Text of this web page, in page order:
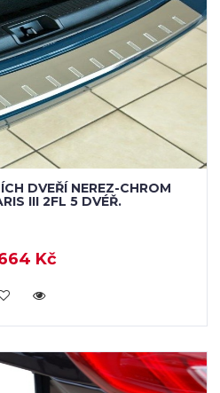
DVEŘÍ NEREZ-CHROM
III 2FL 5 DVÉŘ.
Kč